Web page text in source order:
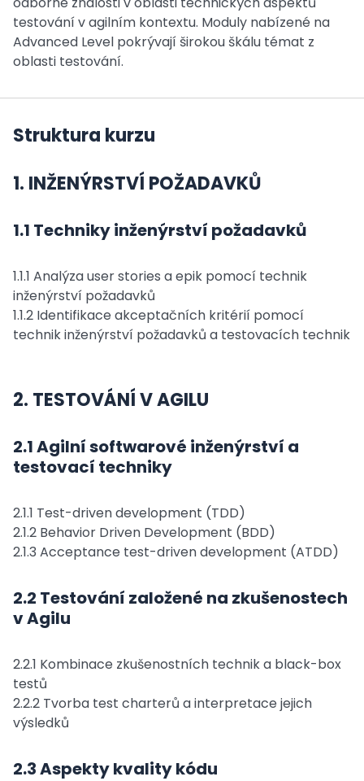
testování v agilním kontextu. Moduly nabízené na
Advanced Level pokrývají širokou škálu témat z
oblasti testování.
Struktura kurzu
1. INŽENÝRSTVÍ POŽADAVKŮ
1.1 Techniky inženýrství požadavků
1.1.1 Analýza user stories a epik pomocí technik
inženýrství požadavků
1.1.2 Identifikace akceptačních kritérií pomocí
technik inženýrství požadavků a testovacích technik
2. TESTOVÁNÍ V AGILU
2.1 Agilní softwarové inženýrství a
testovací techniky
2.1.1 Test-driven development (TDD)
2.1.2 Behavior Driven Development (BDD)
2.1.3 Acceptance test-driven development (ATDD)
2.2 Testování založené na zkušenostech
v Agilu
2.2.1 Kombinace zkušenostních technik a black-box
testů
2.2.2 Tvorba test charterů a interpretace jejich
výsledků
2.3 Aspekty kvality kódu